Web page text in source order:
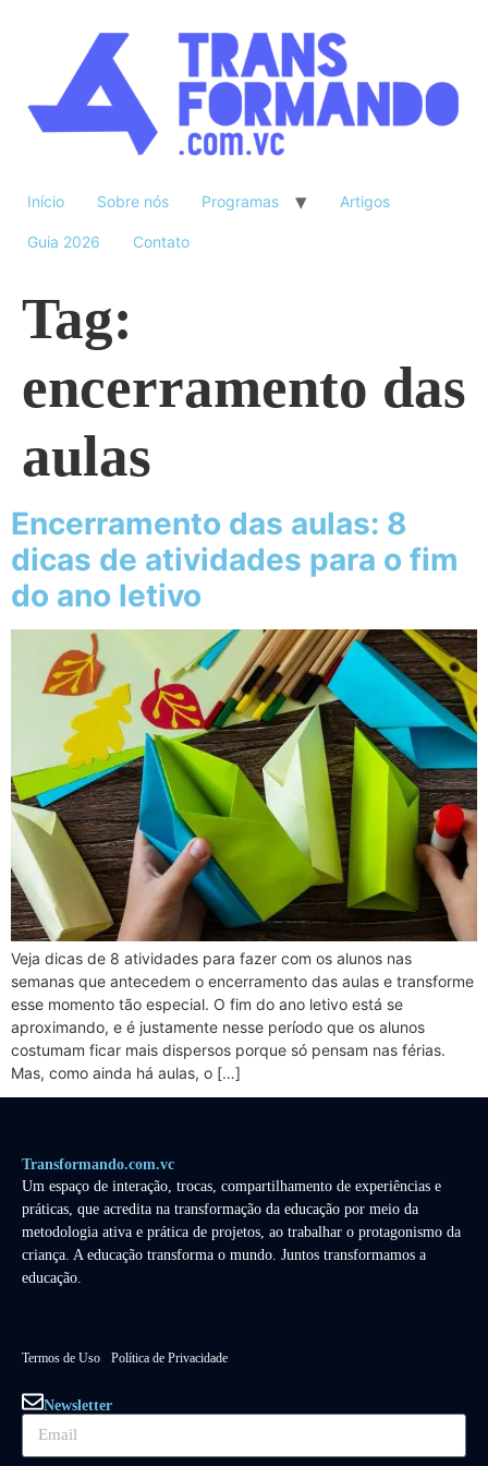
Início Sobre nós Programas Artigos
Guia 2026 Contato
Tag:
encerramento das
aulas
Encerramento das aulas: 8
dicas de atividades para o fim
do ano letivo
Veja dicas de 8 atividades para fazer com os alunos nas
semanas que antecedem o encerramento das aulas e transforme
esse momento tão especial. O fim do ano letivo está se
aproximando, e é justamente nesse período que os alunos
costumam ficar mais dispersos porque só pensam nas férias.
Mas, como ainda há aulas, o […]
Transformando.com.vc
Um espaço de interação, trocas, compartilhamento de experiências e
práticas, que acredita na transformação da educação por meio da
metodologia ativa e prática de projetos, ao trabalhar o protagonismo da
criança. A educação transforma o mundo. Juntos transformamos a
educação.
Termos de Uso Política de Privacidade
Newsletter